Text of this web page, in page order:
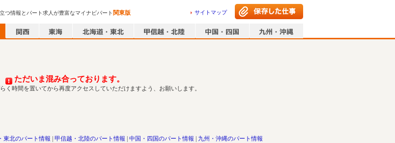
つ情報とパート求人が豊富なマイナビパート 関東版 サイトマップ
ただいま混み合っております。
く時間を置いてから再度アクセスしていただけますよう、お願いします。
東北のパート情報 甲信越・北陸のパート情報 中国・四国のパート情報 九州・沖縄のパート情報